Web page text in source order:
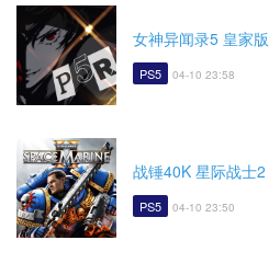
女神异闻录5 皇家版
PS5 04-10 23:58
战锤40K 星际战士2
PS5 04-10 23:50